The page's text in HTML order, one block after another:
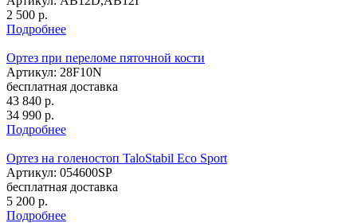
2 500 р.
Подробнее
Ортез при переломе пяточной кости
Артикул: 28F10N
бесплатная доставка
43 840 р.
34 990 р.
Подробнее
Ортез на голеностоп TaloStabil Eco Sport
Артикул: 054600SP
бесплатная доставка
5 200 р.
Подробнее